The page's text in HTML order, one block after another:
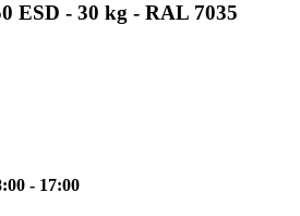
ESD - 30 kg - RAL 7035
- 17:00